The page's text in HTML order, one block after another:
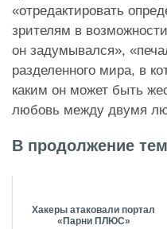
«отредактировать
зрителям в
он задумывался»,
разделенного мира, в
каким он может быть
любовь между двумя
В продолжение
Хакеры атаковали портал
«Парни ПЛЮС»